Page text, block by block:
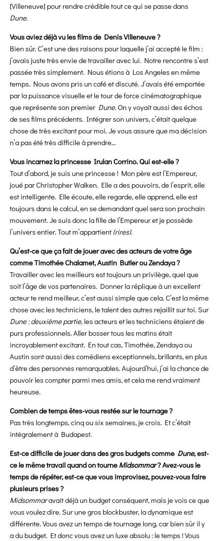
[Villeneuve] pour rendre crédible tout ce qui se passe dans
Dune.
Vous aviez déjà vu les films de Denis Villeneuve ?
Bien sûr. C’est une des raisons pour laquelle j’ai accepté le film :
j’avais juste très envie de travailler avec lui. Notre rencontre s’est
passée très simplement. Nous étions à Los Angeles en même
temps. Nous avons pris un café et discuté. J’avais été emportée
par la puissance visuelle et le tour de force cinématographique
que représente son premier Dune.On y voyait aussi des échos
de ses films précédents. Intégrer son univers, c’était quelque
chose de très excitant pour moi. Je vous assure que ma décision
n’a pas été très difficile à prendre…
Vous incarnez la princesse Irulan Corrino. Qui est-elle ?
Tout d’abord, je suis une princesse ! Mon père est l’Empereur,
joué par Christopher Walken. Elle a des pouvoirs, de l’esprit, elle
est intelligente. Elle écoute, elle regarde, elle apprend, elle est
toujours dans le calcul, en se demandant quel sera son prochain
mouvement. Je suis donc la fille de l’Empereur et je possède
l’univers entier. Tout m’appartient (rires).
Qu’est-ce que ça fait de jouer avec des acteurs de votre âge
comme Timothée Chalamet, Austin Butler ou Zendaya ?
Travailler avec les meilleurs est toujours un privilège, quel que
soit l’âge de vos partenaires. Donner la réplique à un excellent
acteur te rend meilleur, c’est aussi simple que cela. C’est la même
chose avec les techniciens, le talent des autres rejaillit sur toi. Sur
Dune : deuxième partie, les acteurs et les techniciens étaient de
purs professionnels. Aller bosser tous les matins était
incroyablement excitant. En tout cas, Timothée, Zendaya ou
Austin sont aussi des comédiens exceptionnels, brillants, en plus
d’être des personnes remarquables. Aujourd’hui, j’ai la chance de
pouvoir les compter parmi mes amis, et cela me rend vraiment
heureuse.
Combien de temps êtes-vous restée sur le tournage ?
Pas très longtemps, cinq ou six semaines, je crois. Et c’était
intégralement à Budapest.
Est-ce difficile de jouer dans des gros budgets comme Dune, est-
ce le même travail quand on tourne Midsommar? Avez-vous le
temps de répéter, est-ce que vous improvisez, pouvez-vous faire
plusieurs prises ?
Midsommaravait déjà un budget conséquent, mais je vois ce que
vous voulez dire. Sur une gros blockbuster, la dynamique est
différente. Vous avez un temps de tournage long, car bien sûr il y
a du budget. Et donc vous avez un luxe absolu : le temps ! Vous